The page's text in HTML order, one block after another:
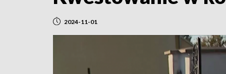
2024-11-01